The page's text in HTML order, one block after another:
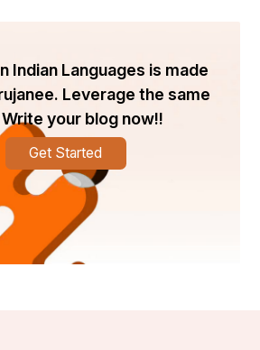
ସମାଧାନ କୌଶଳ
Indian Languages is made
Leverage the same
Write your blog now!!
Get Started